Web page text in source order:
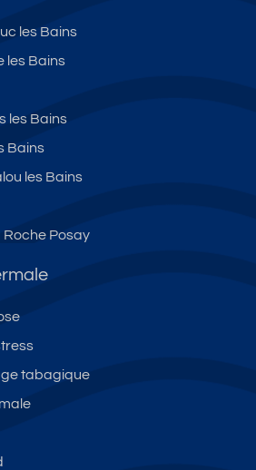
les Bains
les Bains
les Bains
Bains
les Bains
Posay
tabagique